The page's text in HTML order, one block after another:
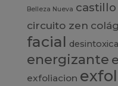
Belleza Nueva
circuito zen
facial
energizante
exfoliacion